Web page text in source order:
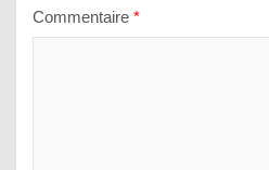
Commentaire *